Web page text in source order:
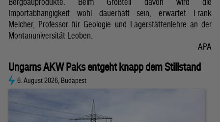
Importabhängigkeit wohl dauerhaft sein, erwartet Frank
Melcher, Professor für Geologie und Lagerstättenlehre an der
Montanuniversität Leoben.
APA
Ungarns AKW Paks entgeht knapp dem Stillstand
6. August 2026, Budapest